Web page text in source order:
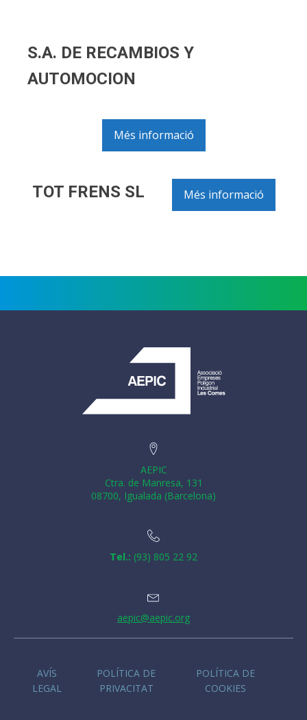
S.A. DE RECAMBIOS Y
AUTOMOCION
Més informació
TOT FRENS SL Més informació
AEPIC
Ctra. de Manresa, 131
08700, Igualada (Barcelona)
Tel.: (93) 805 22 92
aepic@aepic.org
AVÍS
LEGAL
POLÍTICA DE
PRIVACITAT
POLÍTICA DE
COOKIES